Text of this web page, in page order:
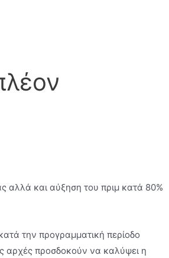
αλλά και αύξηση του πριµ κατά 80%
την προγραµµατική περίοδο
αρχές προσδοκούν να καλύψει η